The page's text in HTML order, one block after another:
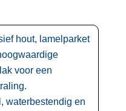
hout, lamelparket
voor een
waterbestendig en